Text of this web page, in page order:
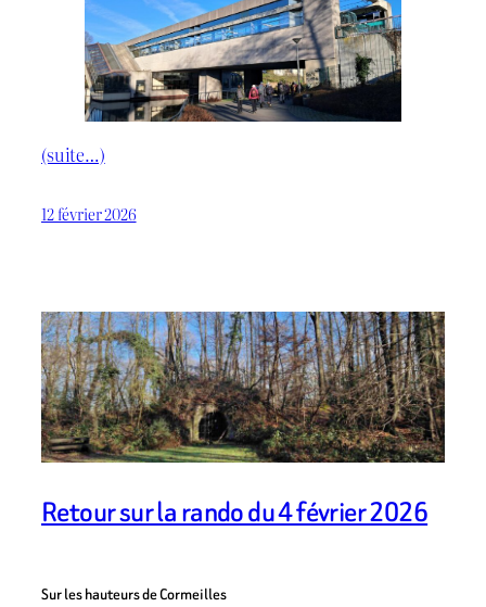
(suite…)
12 février 2026
Retour sur la rando du 4 février 2026
Sur les hauteurs de Cormeilles